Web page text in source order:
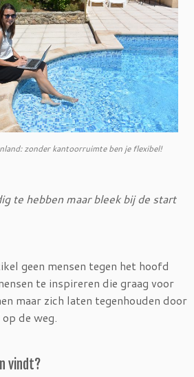
zonder kantoorruimte ben je flexibel!
te hebben maar bleek bij de start
geen mensen tegen het hoofd
te inspireren die graag voor
maar zich laten tegenhouden door
op de weg.
vindt?